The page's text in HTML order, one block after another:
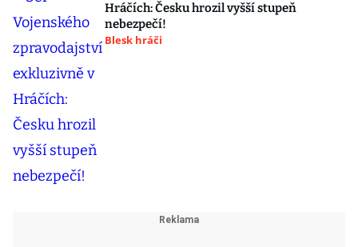
Hráčích: Česku hrozil vyšší stupeň
nebezpečí!
Blesk hráči